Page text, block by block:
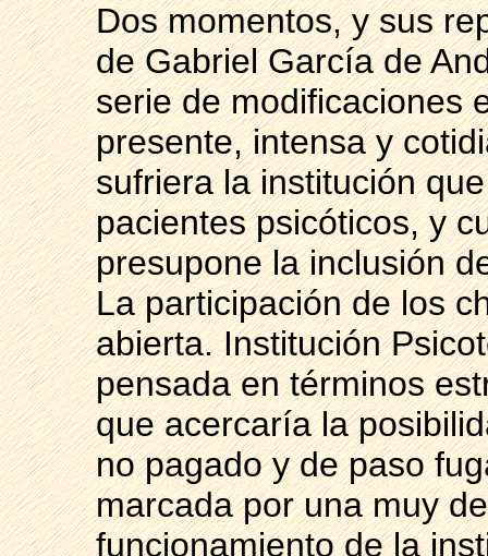
Dos momentos, y sus
de Gabriel García de
serie de modificaciones
presente, intensa y
sufriera la institución
pacientes psicóticos, y
presupone la inclusión
La participación de los
abierta. Institución
pensada en términos
que acercaría la
no pagado y de paso
marcada por una muy
funcionamiento de la